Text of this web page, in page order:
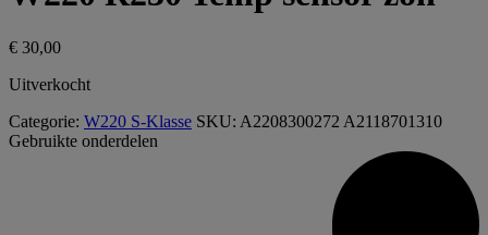
€ 30,00
Uitverkocht
Categorie: W220 S-Klasse SKU: A2208300272 A2118701310
Gebruikte onderdelen